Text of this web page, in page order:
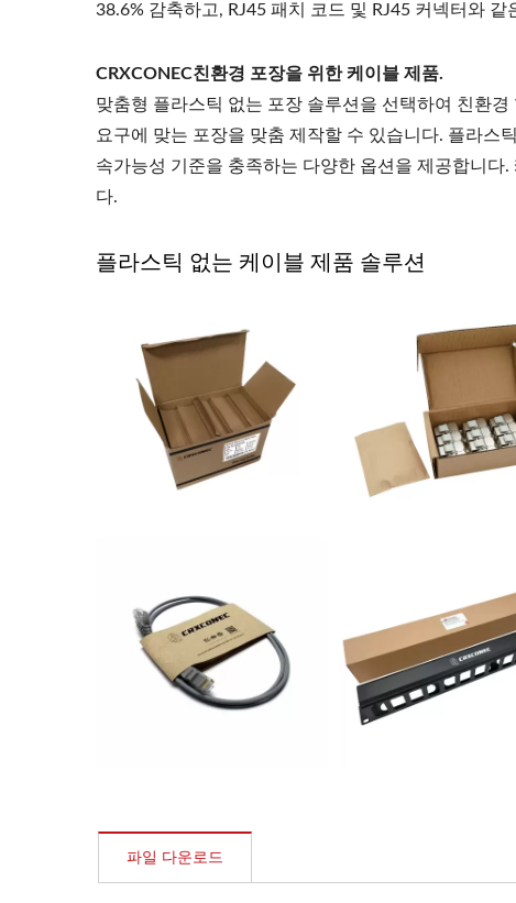
38.6% 감축하고, RJ45 패치 코드 및 RJ45 커넥터와
CRXCONEC친환경 포장을 위한 케이블 제품.
맞춤형 플라스틱 없는 포장 솔루션을 선택하여 친환
요구에 맞는 포장을 맞춤 제작할 수 있습니다. 플라스
속가능성 기준을 충족하는 다양한 옵션을 제공합니다
다.
플라스틱 없는 케이블 제품 솔루션
파일 다운로드